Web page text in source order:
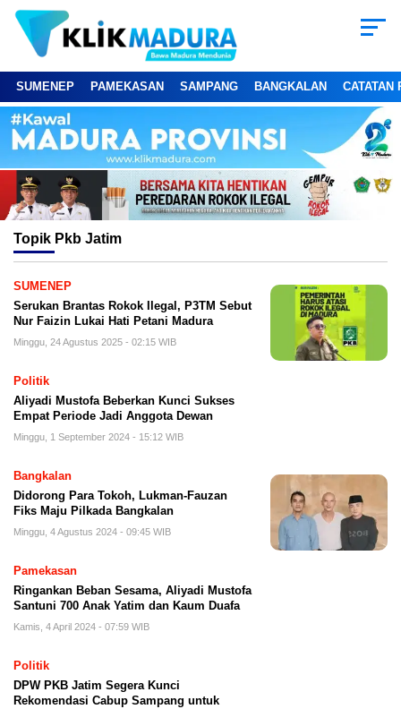
SUMENEP PAMEKASAN SAMPANG BANGKALAN CATATAN
Topik Pkb Jatim
SUMENEP
Serukan Brantas Rokok Ilegal, P3TM Sebut
Nur Faizin Lukai Hati Petani Madura
Minggu, 24 Agustus 2025 - 02:15 WIB
Politik
Aliyadi Mustofa Beberkan Kunci Sukses
Empat Periode Jadi Anggota Dewan
Minggu, 1 September 2024 - 15:12 WIB
Bangkalan
Didorong Para Tokoh, Lukman-Fauzan
Fiks Maju Pilkada Bangkalan
Minggu, 4 Agustus 2024 - 09:45 WIB
Pamekasan
Ringankan Beban Sesama, Aliyadi Mustofa
Santuni 700 Anak Yatim dan Kaum Duafa
Kamis, 4 April 2024 - 07:59 WIB
Politik
DPW PKB Jatim Segera Kunci
Rekomendasi Cabup Sampang untuk